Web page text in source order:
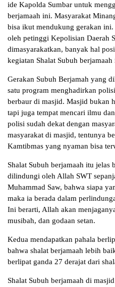
ide Kapolda Sumbar untuk
berjamaah ini. Masyarakat
bisa ikut mendukung gerakan
oleh petinggi Kepolisian Daerah
dimasyarakatkan, banyak hal
kegiatan Shalat Subuh berjamaah
Gerakan Subuh Berjamah yang
satu program menghadirkan
berbaur di masjid. Masjid bukan
tapi juga tempat mencari ilmu
polisi sudah dekat dengan
masyarakat di masjid, tentunya
Kamtibmas yang nyaman bisa
Shalat Subuh berjamaah itu jelas
dilindungi oleh Allah SWT
Muhammad Saw, bahwa siapa
maka ia berada dalam
Ini berarti, Allah akan
musibah, dan godaan setan.
Kedua mendapatkan pahala
bahwa shalat berjamaah lebih
berlipat ganda 27 derajat dari
Shalat Subuh berjamaah di